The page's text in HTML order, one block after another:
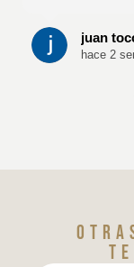
juan
hace 2